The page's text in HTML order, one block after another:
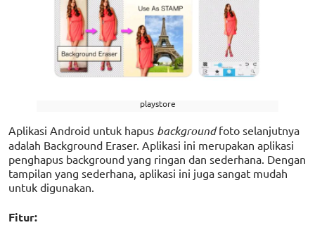
playstore
Aplikasi Android untuk hapus backgroundfoto selanjutnya
adalah Background Eraser. Aplikasi ini merupakan aplikasi
penghapus background yang ringan dan sederhana. Dengan
tampilan yang sederhana, aplikasi ini juga sangat mudah
untuk digunakan.
Fitur: